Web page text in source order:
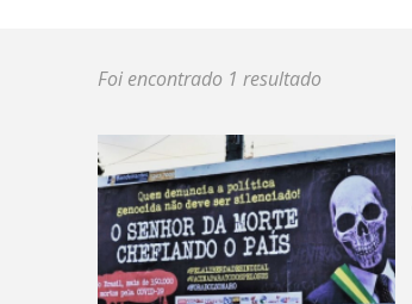
Foi encontrado 1 resultado